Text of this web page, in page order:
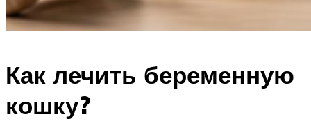
Как лечить беременную
кошку?